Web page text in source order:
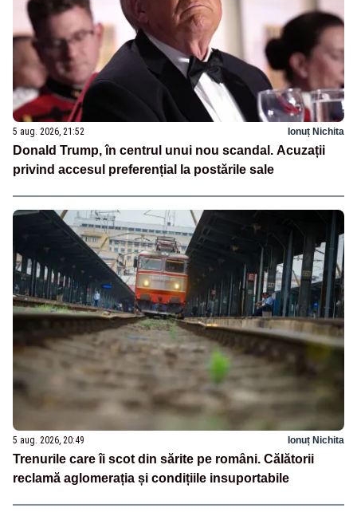
5 aug. 2026, 21:52 Ionuț Nichita
Donald Trump, în centrul unui nou scandal. Acuzații
privind accesul preferențial la postările sale
5 aug. 2026, 20:49 Ionuț Nichita
Trenurile care îi scot din sărite pe români. Călătorii
reclamă aglomerația și condițiile insuportabile